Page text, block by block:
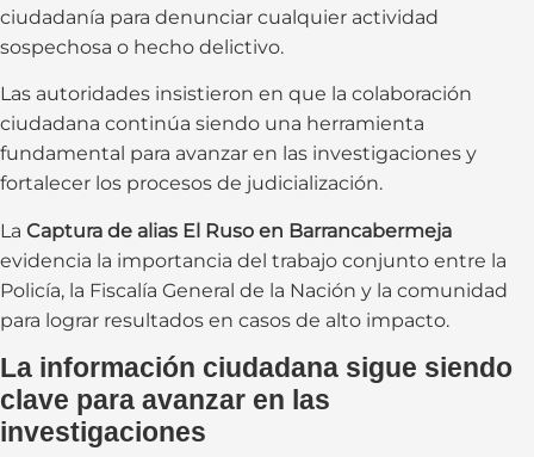
ciudadanía para denunciar cualquier actividad
sospechosa o hecho delictivo.
Las autoridades insistieron en que la colaboración
ciudadana continúa siendo una herramienta
fundamental para avanzar en las investigaciones y
fortalecer los procesos de judicialización.
La Captura de alias El Ruso en Barrancabermeja
evidencia la importancia del trabajo conjunto entre la
Policía, la Fiscalía General de la Nación y la comunidad
para lograr resultados en casos de alto impacto.
La información ciudadana sigue siendo
clave para avanzar en las
investigaciones